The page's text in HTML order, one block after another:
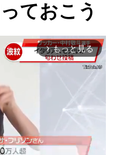
ておこう
arrow_forward_ios もっと見る